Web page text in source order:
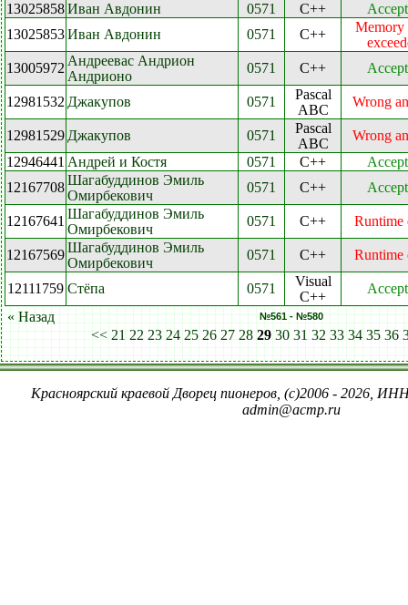
13025858Иван Авдонин 0571 C++
13025853Иван Авдонин 0571 C++
Memory
13005972 Андреевас Андрион
Андрионо
0571 C++
12981532 Джакупов 0571
Pascal
ABC
Wrong
12981529 Джакупов 0571
Pascal
ABC
Wrong
12946441 Андрей и Костя 0571 C++
12167708Шагабуддинов Эмиль
Омирбекович
0571 C++
12167641 Шагабуддинов Эмиль
Омирбекович
0571 C++ Runtime
12167569Шагабуддинов Эмиль
Омирбекович
0571 C++ Runtime
12111759 Стёпа 0571
Visual
C++
« Назад
№561 - №580
<< 21 22 23 24 25 26 27 28 29 30 31 32 33 34 35 36
Красноярский краевой Дворец пионеров, (c)2006 - 2026,
admin@acmp.ru